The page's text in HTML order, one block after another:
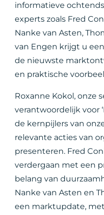
informatieve
experts zoals Fred
Nanke van Asten,
van Engen krijgt u
de nieuwste
en praktische
Roxanne Kokol, onze
verantwoordelijk voor
de kernpijlers van
relevante acties van
presenteren. Fred
verdergaan met een
belang van
Nanke van Asten en
een marktupdate,